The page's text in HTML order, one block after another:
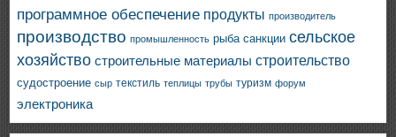
программное обеспечение продукты производитель
производство промышленность рыба санкции сельское
хозяйство строительные материалы строительство
судостроение сыр текстиль теплицы трубы туризм форум
электроника